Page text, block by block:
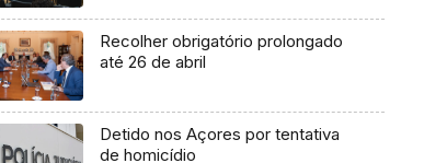
Recolher obrigatório prolongado
até 26 de abril
Detido nos Açores por tentativa
de homicídio